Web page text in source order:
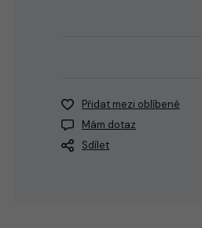
Přidat mezi oblíbené
Mám dotaz
Sdílet